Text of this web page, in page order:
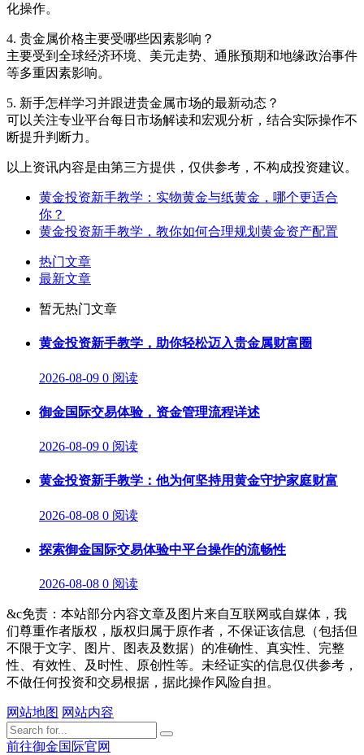
化操作。
4. 贵金属价格主要受哪些因素影响？
主要受到全球经济环境、美元走势、通胀预期和地缘政治事件
等多重因素影响。
5. 新手怎样学习并跟进贵金属市场的最新动态？
可以关注专业平台每日市场解读和宏观分析，结合实际操作不
断提升判断力。
以上资讯内容是由第三方提供，仅供参考，不构成投资建议。
黄金投资新手教学：实物黄金与纸黄金，哪个更适合
你？
黄金投资新手教学，教你如何合理规划黄金资产配置
热门文章
最新文章
暂无热门文章
黄金投资新手教学，助你轻松迈入贵金属财富圈
2026-08-09 0 阅读
御金国际交易体验，资金管理流程详述
2026-08-09 0 阅读
黄金投资新手教学：他为何坚持用黄金守护家庭财富
2026-08-08 0 阅读
探索御金国际交易体验中平台操作的流畅性
2026-08-08 0 阅读
&c免责：本站部分内容文章及图片来自互联网或自媒体，我
们尊重作者版权，版权归属于原作者，不保证该信息（包括但
不限于文字、图片、图表及数据）的准确性、真实性、完整
性、有效性、及时性、原创性等。未经证实的信息仅供参考，
不做任何投资和交易根据，据此操作风险自担。
网站地图 网站内容
前往御金国际官网